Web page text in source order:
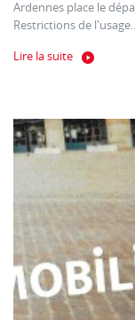
Ardennes place le
Restrictions de
Lire la suite